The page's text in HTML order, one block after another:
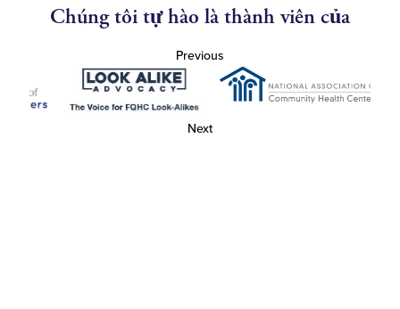
Chúng tôi tự hào là thành viên của
Previous
Next